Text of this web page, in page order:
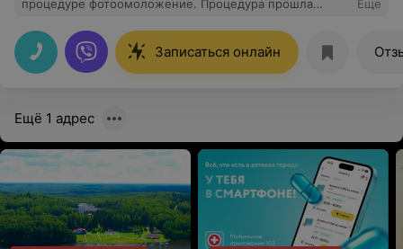
процедуре фотоомоложение. Процедура прошла
для моей кожи. Проработал лицо с особой
тщательностью, без спешки. Подробно рассказал об
эффективности и побочных реакциях и дал с собой
памятку. Также хочу отметить врач очень
с удовольствием буду записываться повторно!
Еще
Записаться онлайн
Ещё 1 адрес